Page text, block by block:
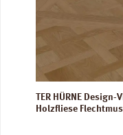
TER HÜRNE
Holzfliese